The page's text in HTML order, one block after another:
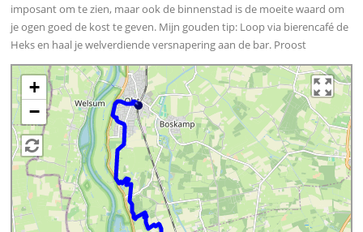
imposant om te zien, maar ook de binnenstad is de moeite waard om
je ogen goed de kost te geven. Mijn gouden tip: Loop via bierencafé de
Heks en haal je welverdiende versnapering aan de bar. Proost
+
−